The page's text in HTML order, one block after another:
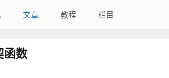
文章 教程 栏目
函数